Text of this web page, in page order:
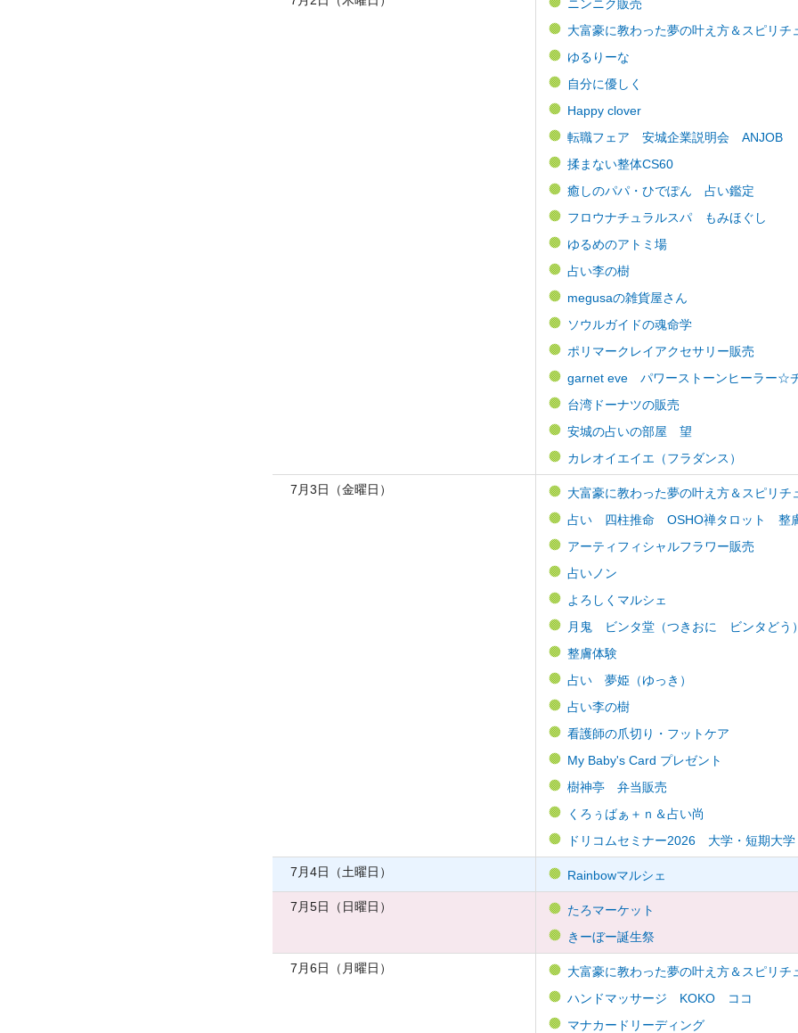
ニンニク販売
大富豪に教わった夢の叶え方＆スピリチ
ゆるりーな
自分に優しく
Happy clover
転職フェア 安城企業説明会 ANJOB
揉まない整体CS60
癒しのパパ・ひでぽん 占い鑑定
フロウナチュラルスパ もみほぐし
ゆるめのアトミ場
占い李の樹
megusaの雑貨屋さん
ソウルガイドの魂命学
ポリマークレイアクセサリー販売
garnet eve パワーストーンヒーラー☆
台湾ドーナツの販売
安城の占いの部屋 望
カレオイエイエ（フラダンス）
7月3日（金曜日）
大富豪に教わった夢の叶え方＆スピリチ
占い 四柱推命 OSHO禅タロット 整
アーティフィシャルフラワー販売
占いノン
よろしくマルシェ
月鬼 ビンタ堂（つきおに ビンタどう）
整膚体験
占い 夢姫（ゆっき）
占い李の樹
看護師の爪切り・フットケア
My Baby's Card プレゼント
樹神亭 弁当販売
くろぅばぁ＋ｎ＆占い尚
ドリコムセミナー2026 大学・短期大学
7月4日（土曜日） Rainbowマルシェ
7月5日（日曜日）
たろマーケット
きーぼー誕生祭
7月6日（月曜日）
大富豪に教わった夢の叶え方＆スピリチ
ハンドマッサージ KOKO ココ
マナカードリーディング